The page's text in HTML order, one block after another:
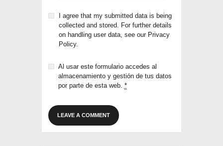
I agree that my submitted data is being
collected and stored. For further details
on handling user data, see our Privacy
Policy.
Al usar este formulario accedes al
almacenamiento y gestión de tus datos
por parte de esta web. *